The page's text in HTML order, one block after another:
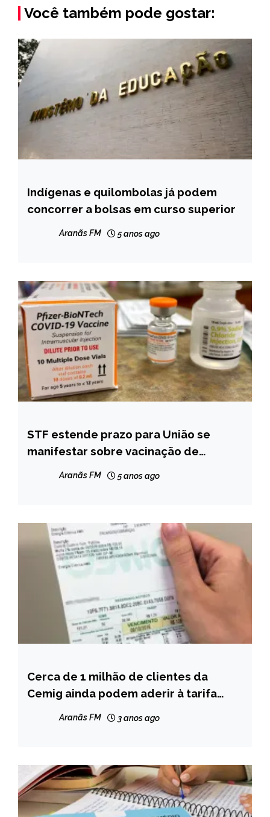
Você também pode gostar:
BRASIL
NOTÍCIAS
Indígenas e quilombolas já podem
concorrer a bolsas em curso superior
Aranãs FM 5 anos ago
BRASIL
NOTÍCIAS
STF estende prazo para União se
manifestar sobre vacinação de
Aranãs FM 5 anos ago
CAPELINHA
MINAS
Cerca de 1 milhão de clientes da
Cemig ainda podem aderir à tarifa
conta de energia elétrica
Aranãs FM 3 anos ago